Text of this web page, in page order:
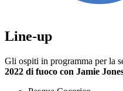
Line-up
Gli ospiti in programma per la
2022 di fuoco con Jamie